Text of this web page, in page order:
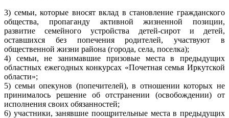
3) семьи, которые вносят вклад в становление гражданского
общества, пропаганду активной жизненной позиции,
развитие семейного устройства детей-сирот и детей,
оставшихся без попечения родителей, участвуют в
общественной жизни района (города, села, поселка);
4) семьи, не занимавшие призовые места в предыдущих
областных ежегодных конкурсах «Почетная семья Иркутской
области»;
5) семьи опекунов (попечителей), в отношении которых не
принималось решение об отстранении (освобождении) от
исполнения своих обязанностей;
6) участники, занявшие поощрительные места в предыдущих